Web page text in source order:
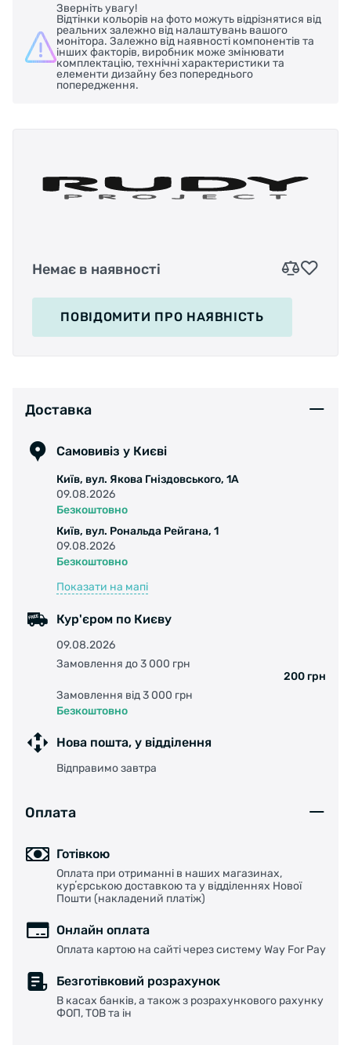
Зверніть увагу!
Відтінки кольорів на фото можуть відрізнятися від
реальних залежно від налаштувань вашого
монітора. Залежно від наявності компонентів та
інших факторів, виробник може змінювати
комплектацію, технічні характеристики та
елементи дизайну без попереднього
попередження.
Немає в наявності
ПОВІДОМИТИ ПРО НАЯВНІСТЬ
Доставка
Самовивіз у Києві
Київ, вул. Якова Гніздовського, 1А
09.08.2026
Безкоштовно
Київ, вул. Рональда Рейгана, 1
09.08.2026
Безкоштовно
Показати на мапі
Кур'єром по Києву
09.08.2026
Замовлення до 3 000 грн
200 грн
Замовлення від 3 000 грн
Безкоштовно
Нова пошта, у відділення
Відправимо завтра
Оплата
Готівкою
Оплата при отриманні в наших магазинах,
курʼєрською доставкою та у відділеннях Нової
Пошти (накладений платіж)
Онлайн оплата
Оплата картою на сайті через систему Way For Pay
Безготівковий розрахунок
В касах банків, а також з розрахункового рахунку
ФОП, ТОВ та ін